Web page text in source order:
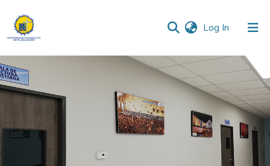
Log In (current)
Communities & Collections
All of DSpace